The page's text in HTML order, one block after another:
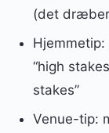
(det
“high
stakes”
Venue-tip: